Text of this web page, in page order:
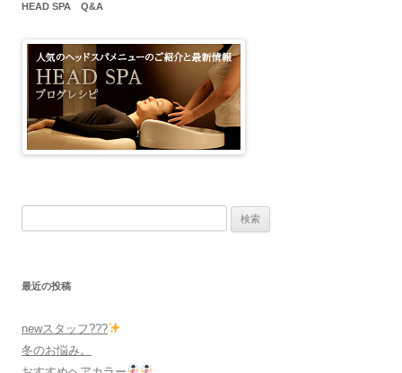
HEAD SPA Q&A
最近の投稿
newスタッフ???
冬のお悩み。